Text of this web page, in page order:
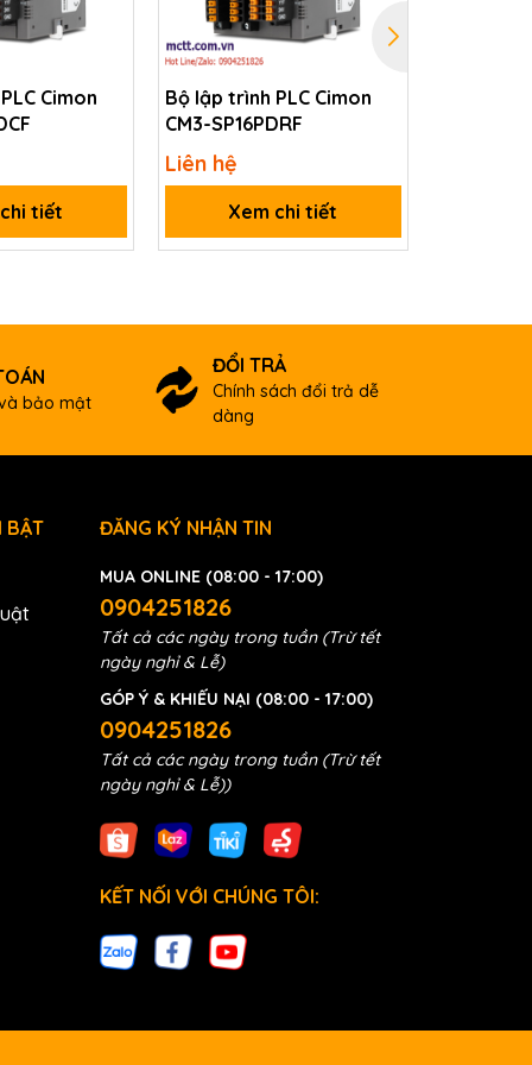
Cimon
tiết
Bộ lập trình PLC Cimon
CM3-SP16PDRF
Liên hệ
Xem chi tiết
bảo mật
ĐỔI TRẢ
Chính sách đổi trả dễ
dàng
BẬT ĐĂNG KÝ NHẬN TIN
MUA ONLINE (08:00 - 17:00)
0904251826
Tất cả các ngày trong tuần (Trừ tết
ngày nghỉ & Lễ)
GÓP Ý & KHIẾU NẠI (08:00 - 17:00)
0904251826
Tất cả các ngày trong tuần (Trừ tết
ngày nghỉ & Lễ))
KẾT NỐI VỚI CHÚNG TÔI: